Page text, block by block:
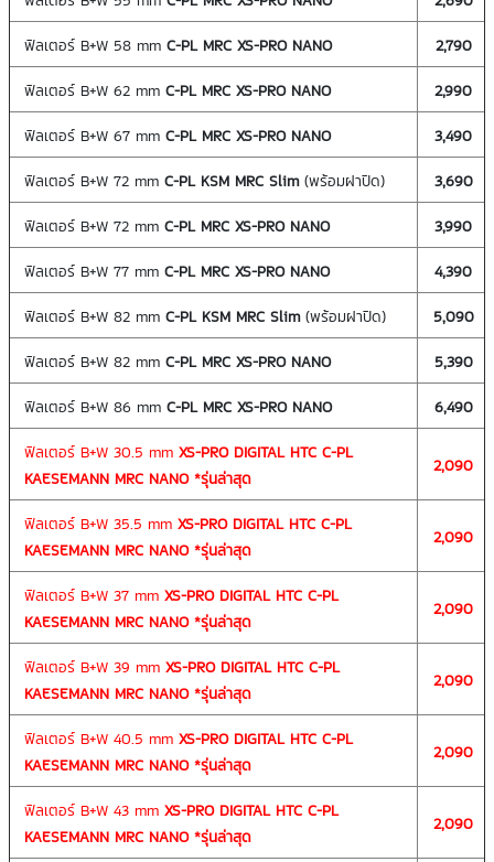
ฟิลเตอร์ B+W 58 mm C-PL MRC XS-PRO NANO
2,790
ฟิลเตอร์ B+W 62 mm C-PL MRC XS-PRO NANO
2,990
ฟิลเตอร์ B+W 67 mm C-PL MRC XS-PRO NANO
3,490
ฟิลเตอร์ B+W 72 mm C-PL KSM MRC Slim(พร้อมฝาปิด)
3,690
ฟิลเตอร์ B+W 72 mm C-PL MRC XS-PRO NANO
3,990
ฟิลเตอร์ B+W 77 mm C-PL MRC XS-PRO NANO
4,390
ฟิลเตอร์ B+W 82 mm C-PL KSM MRC Slim(พร้อมฝาปิด)
5,090
ฟิลเตอร์ B+W 82 mm C-PL MRC XS-PRO NANO
5,390
ฟิลเตอร์ B+W 86 mm C-PL MRC XS-PRO NANO
6,490
ฟิลเตอร์ B+W 30.5 mm XS-PRO DIGITAL HTC C-PL
KAESEMANN MRC NANO *รุ่นล่าสุด
2,090
ฟิลเตอร์ B+W 35.5 mm XS-PRO DIGITAL HTC C-PL
KAESEMANN MRC NANO *รุ่นล่าสุด
2,090
ฟิลเตอร์ B+W 37 mm XS-PRO DIGITAL HTC C-PL
KAESEMANN MRC NANO *รุ่นล่าสุด
2,090
ฟิลเตอร์ B+W 39 mm XS-PRO DIGITAL HTC C-PL
KAESEMANN MRC NANO *รุ่นล่าสุด
2,090
ฟิลเตอร์ B+W 40.5 mm XS-PRO DIGITAL HTC C-PL
KAESEMANN MRC NANO *รุ่นล่าสุด
2,090
ฟิลเตอร์ B+W 43 mm XS-PRO DIGITAL HTC C-PL
KAESEMANN MRC NANO *รุ่นล่าสุด
2,090